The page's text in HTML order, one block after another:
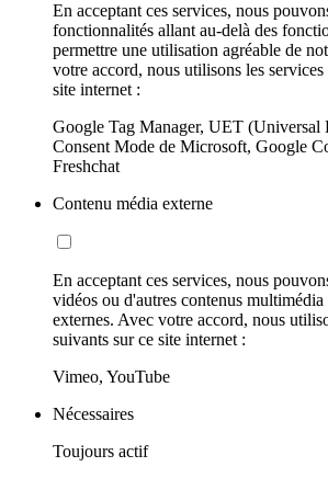
En acceptant ces services, nous
fonctionnalités allant au-delà des
permettre une utilisation agréable de
votre accord, nous utilisons les
site internet :
Google Tag Manager, UET (Universal
Consent Mode de Microsoft, Google
Freshchat
Contenu média externe
En acceptant ces services, nous
vidéos ou d'autres contenus multimédia
externes. Avec votre accord, nous
suivants sur ce site internet :
Vimeo, YouTube
Nécessaires
Toujours actif